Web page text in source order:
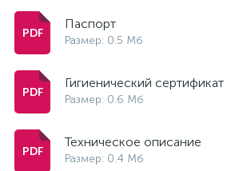
Паспорт
Размер: 0.5 Мб
Гигиенический сертификат
Размер: 0.6 Мб
Техническое описание
Размер: 0.4 Мб